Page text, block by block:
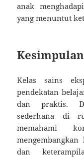
anak
yang menuntut
Kesimpulan
Kelas sains
pendekatan
dan praktis.
sederhana di
memahami
dan